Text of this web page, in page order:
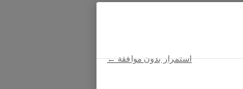
استمرار بدون موافقة ←